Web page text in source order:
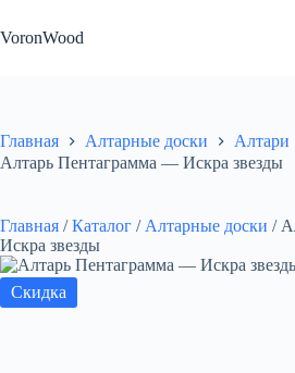
к
сути
VoronWood
Главная Алтарные доски
Алтари
Алтарь Пентаграмма — Искра звезды
Главная / Каталог / Алтарные доски /
Искра звезды
Скидка